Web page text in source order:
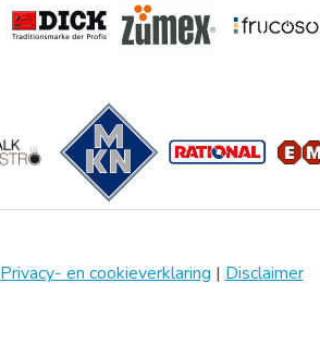
Privacy- en cookieverklaring | Disclaimer